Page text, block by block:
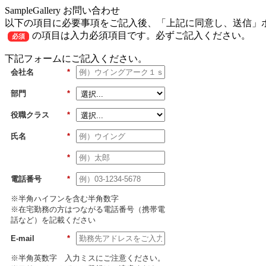
SampleGallery お問い合わせ
以下の項目に必要事項をご記入後、「上記に同意し、送信」
必須 の項目は入力必須項目です。必ずご記入ください。
下記フォームにご記入ください。
*
会社名
*
部門
*
役職クラス
*
氏名
*
*
電話番号
※半角ハイフンを含む半角数字
※在宅勤務の方はつながる電話番号（携帯電
話など）を記載ください
*
E-mail
※半角英数字 入力ミスにご注意ください。